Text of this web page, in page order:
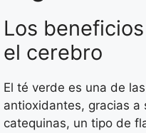
Los
el cerebro
El té verde es una de
antioxidantes, gracias a
catequinas, un tipo de